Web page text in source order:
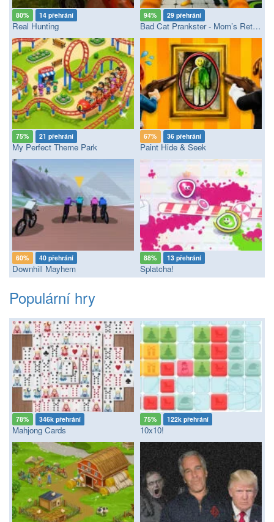
80% 14 přehrání
Real Hunting
94% 29 přehrání
Bad Cat Prankster - Mom’s Return
75% 21 přehrání
My Perfect Theme Park
67% 36 přehrání
Paint Hide & Seek
60% 40 přehrání
Downhill Mayhem
88% 13 přehrání
Splatcha!
Populární hry
78% 346k přehrání
Mahjong Cards
75% 122k přehrání
10x10!